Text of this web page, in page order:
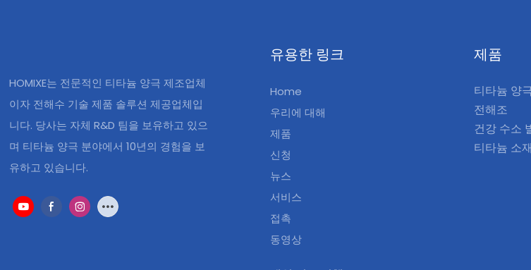
HOMIXE는 전문적인 티타늄 양극 제조업체
이자 전해수 기술 제품 솔루션 제공업체입
니다. 당사는 자체 R&D 팀을 보유하고 있으
며 티타늄 양극 분야에서 10년의 경험을 보
유하고 있습니다.
유용한 링크
Home
우리에 대해
제품
신청
뉴스
서비스
접촉
동영상
제품
티타늄 양
전해조
건강 수소
티타늄 소재